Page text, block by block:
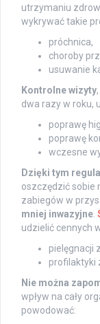
utrzymaniu
wykrywać takie
próchnica,
choroby
usuwanie
Kontrolne wizyty
dwa razy w roku,
poprawę
poprawę
wczesne
Dzięki tym
oszczędzić sobie
zabiegów w
mniej inwazyjne
udzielić cennych
pielęgnacji
profilaktyki
Nie można
wpływ na cały
powodować: